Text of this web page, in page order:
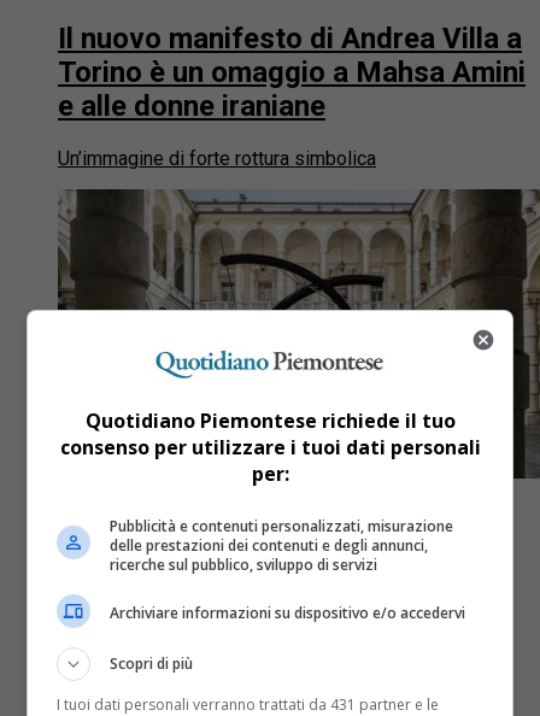
Il nuovo manifesto di Andrea Villa a
Torino è un omaggio a Mahsa Amini
e alle donne iraniane
Un’immagine di forte rottura simbolica
Cittadini
Il messaggio di vicinanza alla
comunità studentesca iraniana
Quotidiano Piemontese richiede il tuo
consenso per utilizzare i tuoi dati personali
per:
Pubblicità e contenuti personalizzati, misurazione
delle prestazioni dei contenuti e degli annunci,
ricerche sul pubblico, sviluppo di servizi
Archiviare informazioni su dispositivo e/o accedervi
Scopri di più
I tuoi dati personali verranno trattati da 431 partner e le